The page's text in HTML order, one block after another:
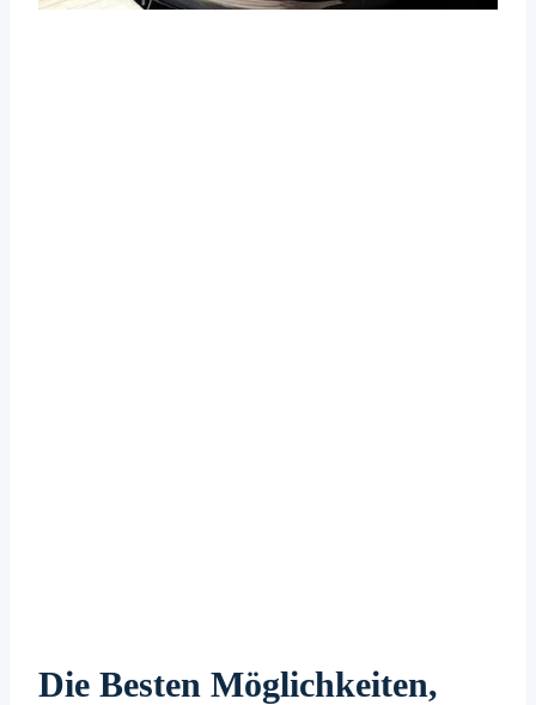
Die Besten Möglichkeiten,